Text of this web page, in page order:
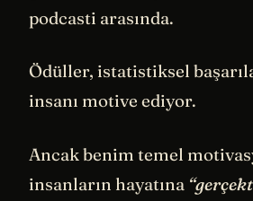
podcasti arasında.
Ödüller, istatistiksel
insanı motive ediyor.
Ancak benim temel
insanların hayatına